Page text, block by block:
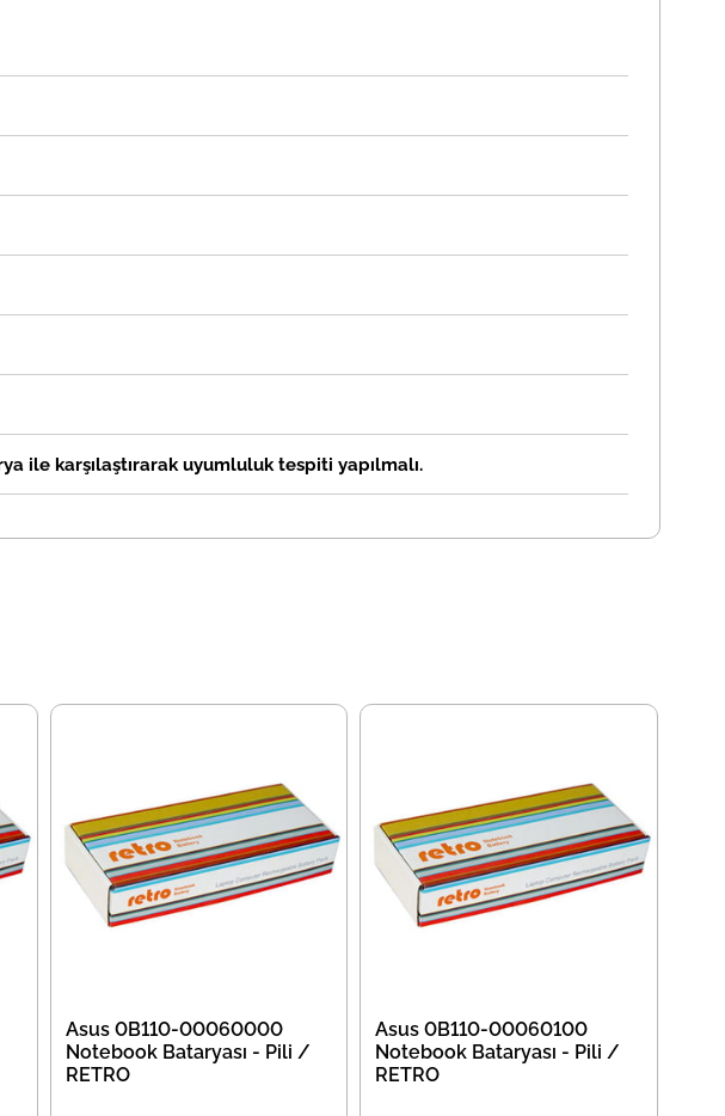
ile karşılaştırarak uyumluluk tespiti yapılmalı.
Asus 0B110-00060000
Notebook Bataryası - Pili /
RETRO
Asus 0B110-00060100
Notebook Bataryası - Pili /
RETRO